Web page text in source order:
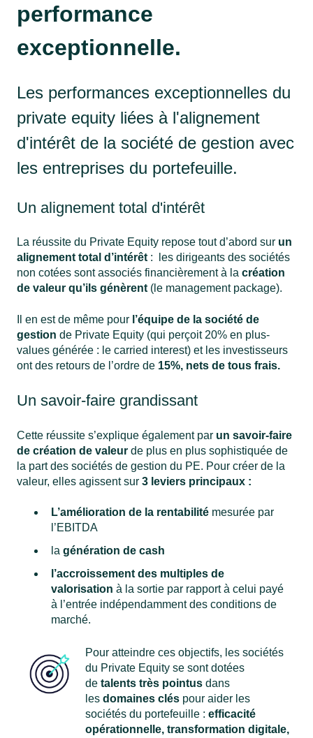
performance
exceptionnelle.
Les performances exceptionnelles du
private equity liées à l'alignement
d'intérêt de la société de gestion avec
les entreprises du portefeuille.
Un alignement total d'intérêt
La réussite du Private Equity repose tout d’abord sur un
alignement total d’intérêt : les dirigeants des sociétés
non cotées sont associés financièrement à la création
de valeur qu’ils génèrent(le management package).
Il en est de même pour l’équipe de la société de
gestion de Private Equity (qui perçoit 20% en plus-
values générée : le carried interest) et les investisseurs
ont des retours de l’ordre de 15%, nets de tous frais.
Un savoir-faire grandissant
Cette réussite s’explique également par un savoir-faire
de création de valeur de plus en plus sophistiquée de
la part des sociétés de gestion du PE. Pour créer de la
valeur, elles agissent sur 3 leviers principaux :
L’amélioration de la rentabilité mesurée par
l’EBITDA
la génération de cash
l’accroissement des multiples de
valorisation à la sortie par rapport à celui payé
à l’entrée indépendamment des conditions de
marché.
Pour atteindre ces objectifs, les sociétés
du Private Equity se sont dotées
de talents très pointus dans
les domaines clés pour aider les
sociétés du portefeuille : efficacité
opérationnelle, transformation digitale,